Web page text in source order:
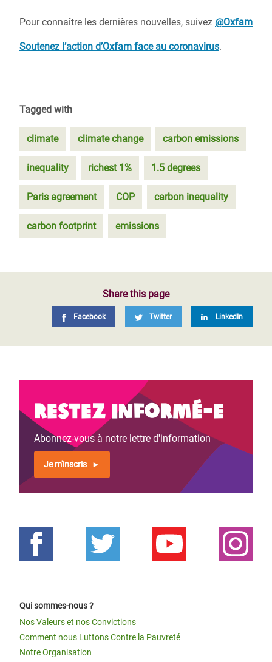
Pour connaître les dernières nouvelles, suivez @Oxfam
Soutenez l’action d’Oxfam face au coronavirus.
Tagged with
climate climate change carbon emissions
inequality richest 1% 1.5 degrees
Paris agreement COP carbon inequality
carbon footprint emissions
Share this page
Facebook Twitter LinkedIn
Restez informé-e
Abonnez-vous à notre lettre d'information
Je m'inscris
Qui sommes-nous ?
Nos Valeurs et nos Convictions
Comment nous Luttons Contre la Pauvreté
Notre Organisation